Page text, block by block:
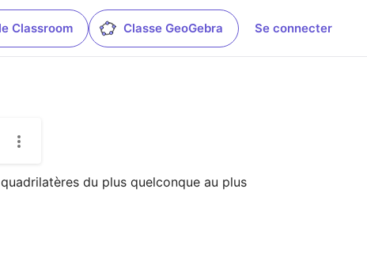
Classroom Classe GeoGebra Se connecter
du plus quelconque au plus